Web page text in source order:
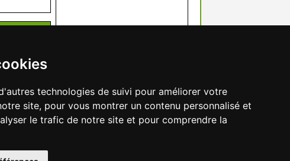
technologies de suivi pour améliorer votre
site, pour vous montrer un contenu personnalisé et
le trafic de notre site et pour comprendre la